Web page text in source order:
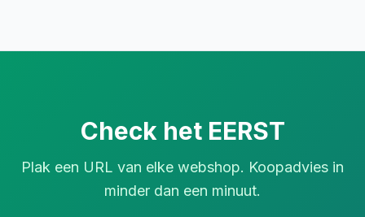
Check het EERST
Plak een URL van elke webshop. Koopadvies in
minder dan een minuut.